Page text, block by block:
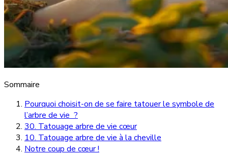
Sommaire
Pourquoi choisit-on de se faire tatouer le symbole de
l’arbre de vie ?
30. Tatouage arbre de vie cœur
10. Tatouage arbre de vie à la cheville
Notre coup de cœur !